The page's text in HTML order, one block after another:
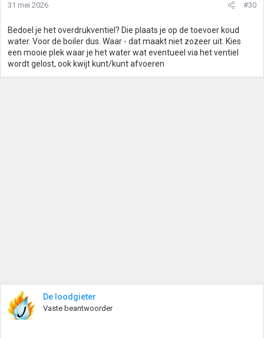
31 mei 2026 #30
Bedoel je het overdrukventiel? Die plaats je op de toevoer koud
water. Voor de boiler dus. Waar - dat maakt niet zozeer uit. Kies
een mooie plek waar je het water wat eventueel via het ventiel
wordt gelost, ook kwijt kunt/kunt afvoeren
De loodgieter
Vaste beantwoorder